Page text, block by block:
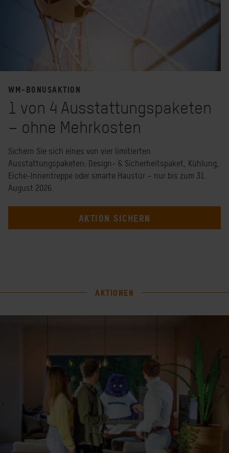
WM-BONUSAKTION
1 von 4 Ausstattungspaketen
– ohne Mehrkosten
Sichern Sie sich eines von vier limitierten
Ausstattungspaketen: Design- & Sicherheitspaket, Kühlung,
Eiche-Innentreppe oder smarte Haustür – nur bis zum 31.
August 2026.
AKTION SICHERN
AKTIONEN